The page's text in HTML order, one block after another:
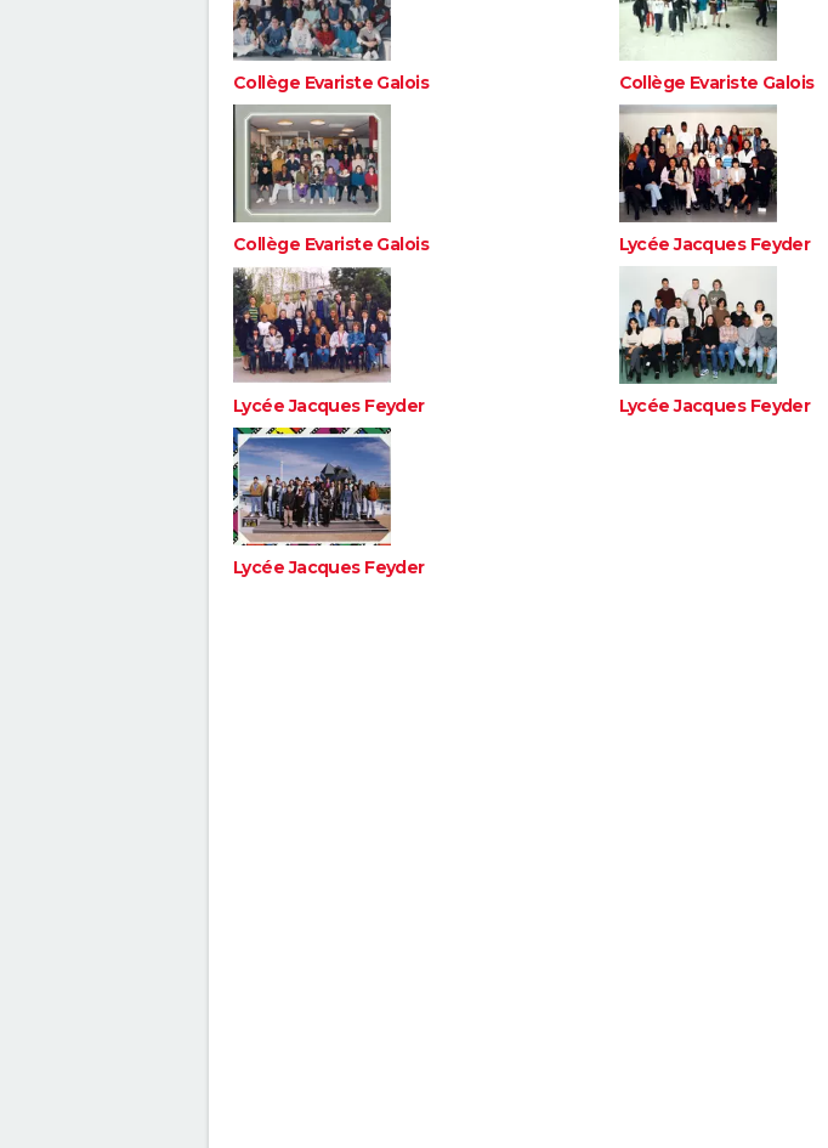
Collège Evariste Galois Collège Evariste Galois
Collège Evariste Galois Lycée Jacques Feyder
Lycée Jacques Feyder Lycée Jacques Feyder
Lycée Jacques Feyder